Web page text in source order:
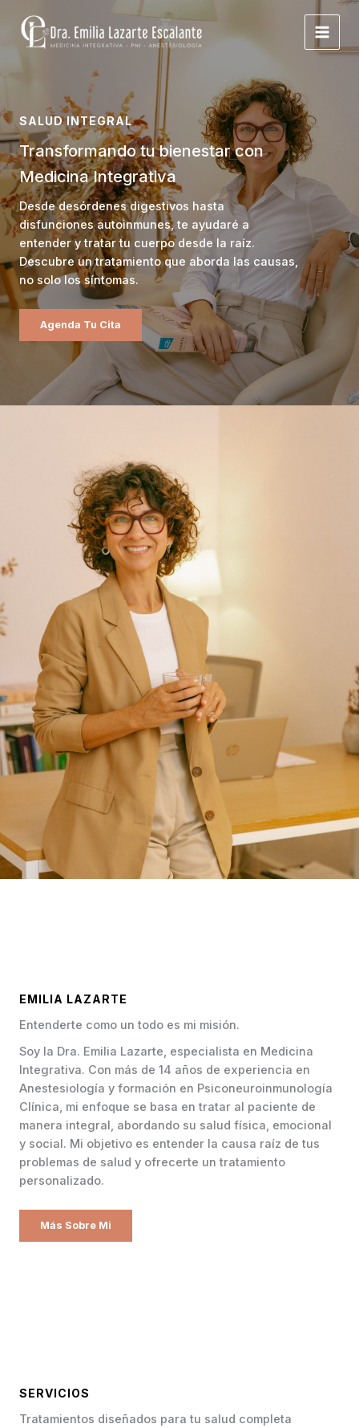
contenido
SALUD INTEGRAL
Transformando tu bienestar con
Medicina Integrativa
Desde desórdenes digestivos hasta
disfunciones autoinmunes, te ayudaré a
entender y tratar tu cuerpo desde la raíz.
Descubre un tratamiento que aborda las causas,
no solo los síntomas.
Agenda Tu Cita
EMILIA LAZARTE
Entenderte como un todo es mi misión.
Soy la Dra. Emilia Lazarte, especialista en Medicina
Integrativa. Con más de 14 años de experiencia en
Anestesiología y formación en Psiconeuroinmunología
Clínica, mi enfoque se basa en tratar al paciente de
manera integral, abordando su salud física, emocional
y social. Mi objetivo es entender la causa raíz de tus
problemas de salud y ofrecerte un tratamiento
personalizado.
Más Sobre Mi
SERVICIOS
Tratamientos diseñados para tu salud completa